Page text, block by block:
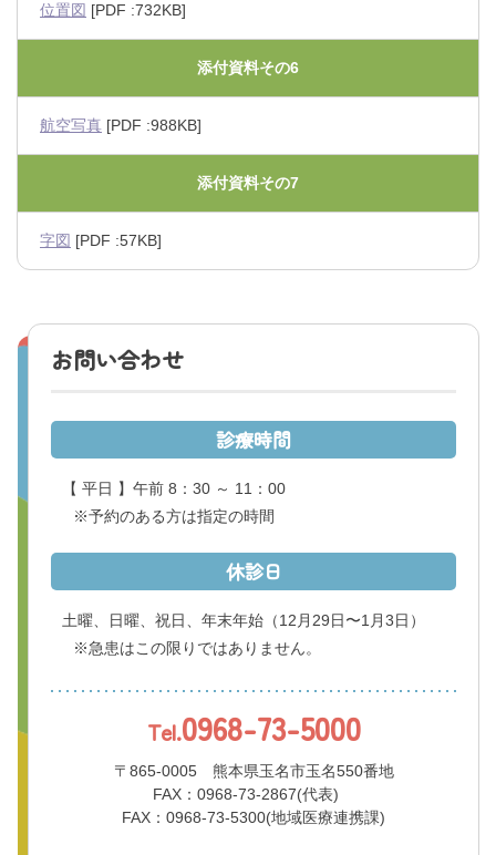
位置図 [PDF :732KB]
添付資料その6
航空写真 [PDF :988KB]
添付資料その7
字図 [PDF :57KB]
お問い合わせ
診療時間
【 平日 】午前 8：30 ～ 11：00
※予約のある方は指定の時間
休診日
土曜、日曜、祝日、年末年始 （12月29日〜1月3日）
※急患はこの限りではありません。
Tel.0968-73-5000
〒865-0005 熊本県玉名市玉名550番地
FAX：0968-73-2867(代表)
FAX：0968-73-5300(地域医療連携課)